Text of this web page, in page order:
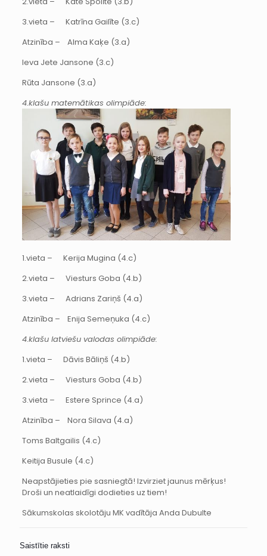
3.vieta – Katrīna Gailīte (3.c)
Atzinība – Alma Kaķe (3.a)
Ieva Jete Jansone (3.c)
Rūta Jansone (3.a)
4.klašu matemātikas olimpiāde:
1.vieta – Kerija Mugina (4.c)
2.vieta – Viesturs Goba (4.b)
3.vieta – Adrians Zariņš (4.a)
Atzinība – Enija Semeņuka (4.c)
4.klašu latviešu valodas olimpiāde:
1.vieta – Dāvis Bāliņš (4.b)
2.vieta – Viesturs Goba (4.b)
3.vieta – Estere Sprince (4.a)
Atzinība – Nora Silava (4.a)
Toms Baltgailis (4.c)
Keitija Busule (4.c)
Neapstājieties pie sasniegtā! Izvirziet jaunus mērķus!
Droši un neatlaidīgi dodieties uz tiem!
Sākumskolas skolotāju MK vadītāja Anda Dubulte
Saistītie raksti